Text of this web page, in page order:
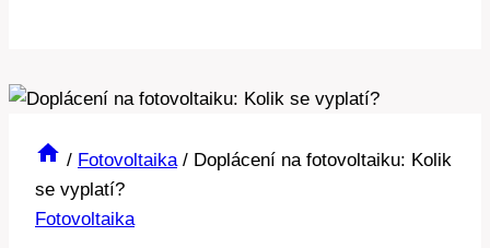
/ Fotovoltaika / Doplácení na fotovoltaiku: Kolik
se vyplatí?
Fotovoltaika